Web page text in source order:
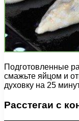
Подготовленные
смажьте яйцом и
духовку на 25
Расстегаи с